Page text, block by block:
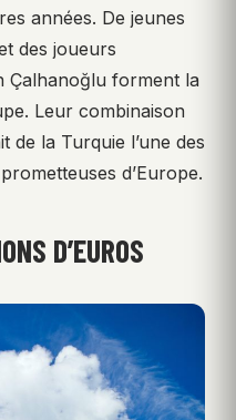
années. De jeunes
des joueurs
Çalhanoğlu forment la
Leur combinaison
de la Turquie l’une des
d’Europe.
D’EUROS